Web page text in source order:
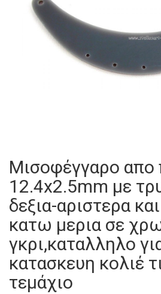
Μισοφέγγαρο απο
12.4x2.5mm με
δεξια-αριστερα
κατω μερια σε
γκρι,καταλληλο
κατασκευη κολιέ
τεμάχιο